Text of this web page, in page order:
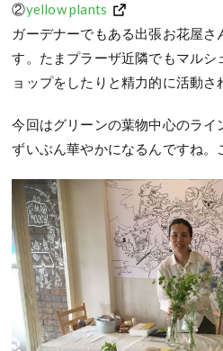
②yellow plants
ガーデナーでもある出張お花屋
す。たまプラーザ近隣でもマル
ョップをしたりと精力的に活動さ
今回はグリーンの葉物中心のライ
ずいぶん華やかになるんですね。